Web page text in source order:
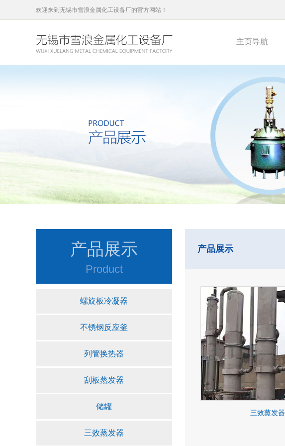
欢迎来到无锡市雪浪金属化工设备厂的官方网站！
主页导航
产品展示
Product
螺旋板冷凝器
不锈钢反应釜
列管换热器
刮板蒸发器
储罐
三效蒸发器
产品展示
三效蒸发器